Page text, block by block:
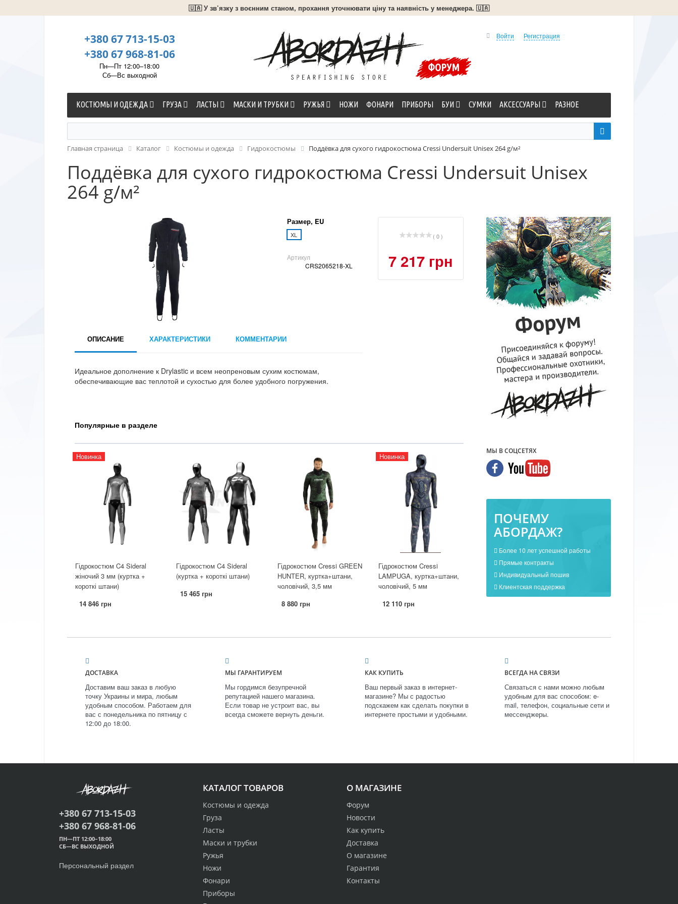
🇺🇦 У зв’язку з воєнним станом, прохання уточнювати ціну та наявність у менеджера. 🇺🇦
+380 67 713-15-03
+380 67 968-81-06
Пн—Пт 12:00–18:00
Сб—Вс выходной
ФОРУМ
Войти Регистрация
КОСТЮМЫ И ОДЕЖДА ГРУЗА ЛАСТЫ МАСКИ И ТРУБКИ РУЖЬЯ НОЖИ ФОНАРИ ПРИБОРЫ БУИ СУМКИ АКСЕССУАРЫ РАЗНОЕ
Главная страница Каталог Костюмы и одежда Гидрокостюмы Поддёвка для сухого гидрокостюма Cressi Undersuit Unisex 264 g/м²
Поддёвка для сухого гидрокостюма Cressi Undersuit Unisex
264 g/м²
Размер, EU
XL
Артикул
CRS2065218-XL
( 0 )
7 217 грн
ОПИСАНИЕ ХАРАКТЕРИСТИКИ КОММЕНТАРИИ
Идеальное дополнение к Drylastic и всем неопреновым сухим костюмам,
обеспечивающие вас теплотой и сухостью для более удобного погружения.
Популярные в разделе
Новинка
Гідрокостюм C4 Sideral
жіночий 3 мм (куртка +
короткі штани)
14 846 грн
Гідрокостюм C4 Sideral
(куртка + короткі штани)
15 465 грн
Гідрокостюм Cressi GREEN
HUNTER, куртка+штани,
чоловічий, 3,5 мм
8 880 грн
Новинка
Гідрокостюм Cressi
LAMPUGA, куртка+штани,
чоловічий, 5 мм
12 110 грн
МЫ В СОЦСЕТЯХ
ПОЧЕМУ
АБОРДАЖ?
Более 10 лет успешной работы
Прямые контракты
Индивидуальный пошив
Клиентская поддержка
ДОСТАВКА
Доставим ваш заказ в любую
точку Украины и мира, любым
удобным способом. Работаем для
вас с понедельника по пятницу с
12:00 до 18:00.
МЫ ГАРАНТИРУЕМ
Мы гордимся безупречной
репутацией нашего магазина.
Если товар не устроит вас, вы
всегда сможете вернуть деньги.
КАК КУПИТЬ
Ваш первый заказ в интернет-
магазине? Мы с радостью
подскажем как сделать покупки в
интернете простыми и удобными.
ВСЕГДА НА СВЯЗИ
Связаться с нами можно любым
удобным для вас способом: e-
mail, телефон, социальные сети и
мессенджеры.
О МАГАЗИНЕ
Форум
Новости
Как купить
Доставка
О магазине
Гарантия
Контакты
КАТАЛОГ ТОВАРОВ
Костюмы и одежда
Груза
Ласты
Маски и трубки
Ружья
Ножи
Фонари
Приборы
+380 67 713-15-03
+380 67 968-81-06
ПН—ПТ 12:00–18:00
СБ—ВС ВЫХОДНОЙ
Персональный раздел